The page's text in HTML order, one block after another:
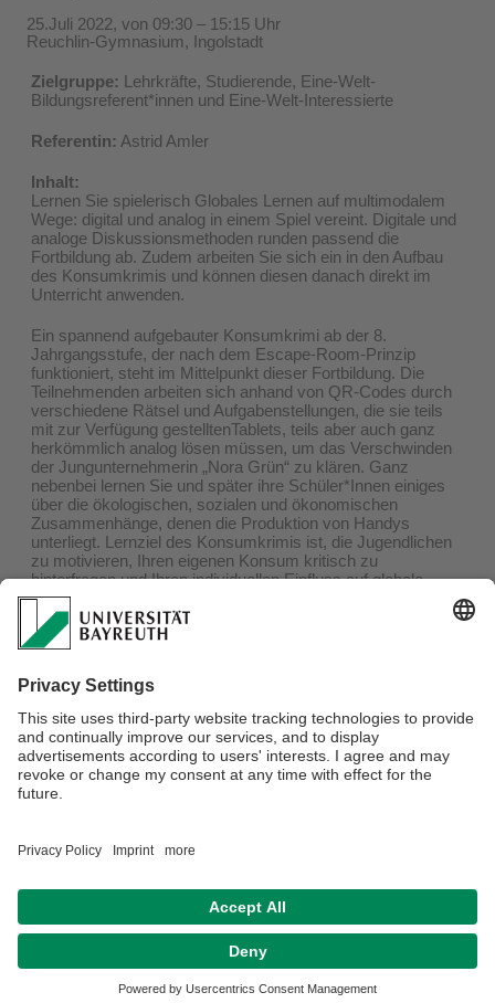
25.Juli 2022, von 09:30 – 15:15 Uhr
Reuchlin-Gymnasium, Ingolstadt
Zielgruppe: Lehrkräfte, Studierende, Eine-Welt-
Bildungsreferent*innen und Eine-Welt-Interessierte
Referentin: Astrid Amler
Inhalt:
Lernen Sie spielerisch Globales Lernen auf multimodalem
Wege: digital und analog in einem Spiel vereint. Digitale und
analoge Diskussionsmethoden runden passend die
Fortbildung ab. Zudem arbeiten Sie sich ein in den Aufbau
des Konsumkrimis und können diesen danach direkt im
Unterricht anwenden.
Ein spannend aufgebauter Konsumkrimi ab der 8.
Jahrgangsstufe, der nach dem Escape-Room-Prinzip
funktioniert, steht im Mittelpunkt dieser Fortbildung. Die
Teilnehmenden arbeiten sich anhand von QR-Codes durch
verschiedene Rätsel und Aufgabenstellungen, die sie teils
mit zur Verfügung gestelltenTablets, teils aber auch ganz
herkömmlich analog lösen müssen, um das Verschwinden
der Jungunternehmerin „Nora Grün“ zu klären. Ganz
nebenbei lernen Sie und später ihre Schüler*Innen einiges
über die ökologischen, sozialen und ökonomischen
Zusammenhänge, denen die Produktion von Handys
unterliegt. Lernziel des Konsumkrimis ist, die Jugendlichen
zu motivieren, Ihren eigenen Konsum kritisch zu
hinterfragen und Ihren individuellen Einfluss auf globale
Zusammenhänge zu erkennen.
Anmeldung:Anmeldungen bitte bis zum 23.07.22 an
first served" verfahren. Die Veranstaltung findet online via
Zoom statt.
>>>weitere Informationen >>>
Impressum
Kontakt
Barrierefreiheitserklärung